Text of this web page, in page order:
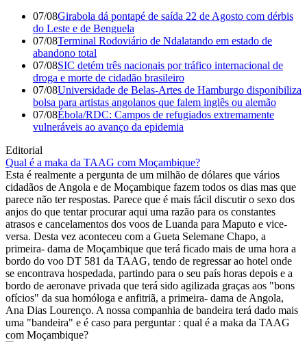
07/08Girabola dá pontapé de saída 22 de Agosto com dérbis
do Leste e de Benguela
07/08Terminal Rodoviário de Ndalatando em estado de
abandono total
07/08SIC detém três nacionais por tráfico internacional de
droga e morte de cidadão brasileiro
07/08Universidade de Belas-Artes de Hamburgo disponibiliza
bolsa para artistas angolanos que falem inglês ou alemão
07/08Ébola/RDC: Campos de refugiados extremamente
vulneráveis ao avanço da epidemia
Editorial
Qual é a maka da TAAG com Moçambique?
Esta é realmente a pergunta de um milhão de dólares que vários
cidadãos de Angola e de Moçambique fazem todos os dias mas que
parece não ter respostas. Parece que é mais fácil discutir o sexo dos
anjos do que tentar procurar aqui uma razão para os constantes
atrasos e cancelamentos dos voos de Luanda para Maputo e vice-
versa. Desta vez aconteceu com a Gueta Selemane Chapo, a
primeira- dama de Moçambique que terá ficado mais de uma hora a
bordo do voo DT 581 da TAAG, tendo de regressar ao hotel onde
se encontrava hospedada, partindo para o seu país horas depois e a
bordo de aeronave privada que terá sido agilizada graças aos "bons
ofícios" da sua homóloga e anfitriã, a primeira- dama de Angola,
Ana Dias Lourenço. A nossa companhia de bandeira terá dado mais
uma "bandeira" e é caso para perguntar : qual é a maka da TAAG
com Moçambique?